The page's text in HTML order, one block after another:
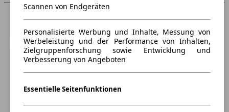
Scannen von Endgeräten
Personalisierte Werbung und Inhalte, Messung von
Werbeleistung und der Performance von Inhalten,
Zielgruppenforschung sowie Entwicklung und
Verbesserung von Angeboten
Essentielle Seitenfunktionen